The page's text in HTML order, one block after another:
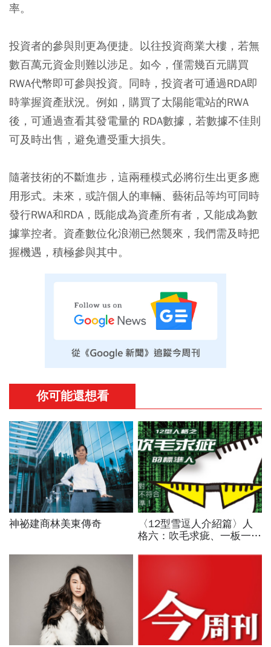
率。
投資者的參與則更為便捷。以往投資商業大樓，若無
數百萬元資金則難以涉足。如今，僅需幾百元購買
RWA代幣即可參與投資。同時，投資者可通過RDA即
時掌握資產狀況。例如，購買了太陽能電站的RWA
後，可通過查看其發電量的 RDA數據，若數據不佳則
可及時出售，避免遭受重大損失。
隨著技術的不斷進步，這兩種模式必將衍生出更多應
用形式。未來，或許個人的車輛、藝術品等均可同時
發行RWA和RDA，既能成為資產所有者，又能成為數
據掌控者。資產數位化浪潮已然襲來，我們需及時把
握機遇，積極參與其中。